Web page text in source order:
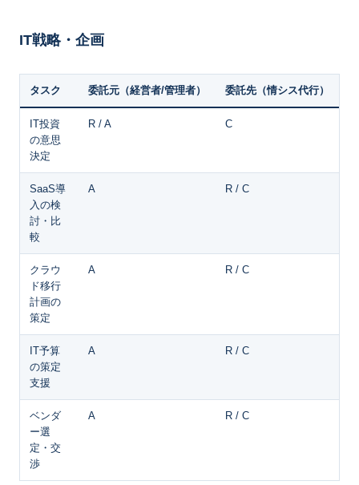
IT戦略・企画
タスク 委託元（経営者/管理者） 委託先（情シス代行）
IT投資
の意思
決定
R / A C
SaaS導
入の検
討・比
較
A R / C
クラウ
ド移行
計画の
策定
A R / C
IT予算
の策定
支援
A R / C
ベンダ
ー選
定・交
渉
A R / C